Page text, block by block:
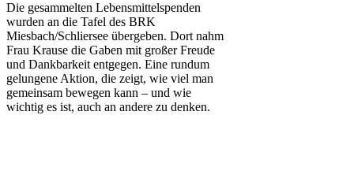
Die gesammelten Lebensmittelspenden
wurden an die Tafel des BRK
Miesbach/Schliersee übergeben. Dort nahm
Frau Krause die Gaben mit großer Freude
und Dankbarkeit entgegen. Eine rundum
gelungene Aktion, die zeigt, wie viel man
gemeinsam bewegen kann – und wie
wichtig es ist, auch an andere zu denken.